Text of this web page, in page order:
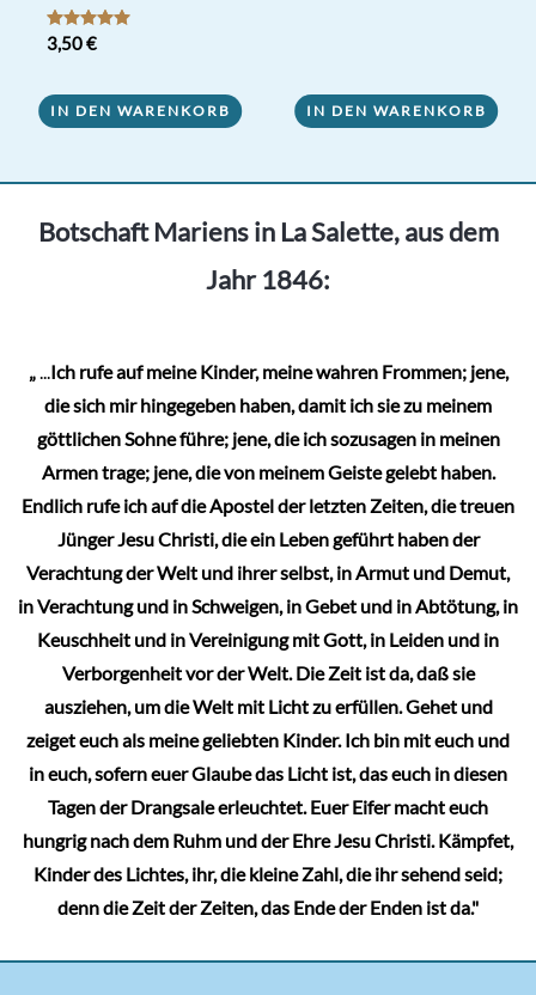
Bewertet mit
5.00
3,50€
IN DEN WARENKORB IN DEN WARENKORB
Botschaft Mariens in La Salette, aus dem
Jahr 1846:
„...Ich rufe auf meine Kinder, meine wahren Frommen; jene,
die sich mir hingegeben haben, damit ich sie zu meinem
göttlichen Sohne führe; jene, die ich sozusagen in meinen
Armen trage; jene, die von meinem Geiste gelebt haben.
Endlich rufe ich auf die Apostel der letzten Zeiten, die treuen
Jünger Jesu Christi, die ein Leben geführt haben der
Verachtung der Welt und ihrer selbst, in Armut und Demut,
in Verachtung und in Schweigen, in Gebet und in Abtötung, in
Keuschheit und in Vereinigung mit Gott, in Leiden und in
Verborgenheit vor der Welt. Die Zeit ist da, daß sie
ausziehen, um die Welt mit Licht zu erfüllen. Gehet und
zeiget euch als meine geliebten Kinder. Ich bin mit euch und
in euch, sofern euer Glaube das Licht ist, das euch in diesen
Tagen der Drangsale erleuchtet. Euer Eifer macht euch
hungrig nach dem Ruhm und der Ehre Jesu Christi. Kämpfet,
Kinder des Lichtes, ihr, die kleine Zahl, die ihr sehend seid;
denn die Zeit der Zeiten, das Ende der Enden ist da."